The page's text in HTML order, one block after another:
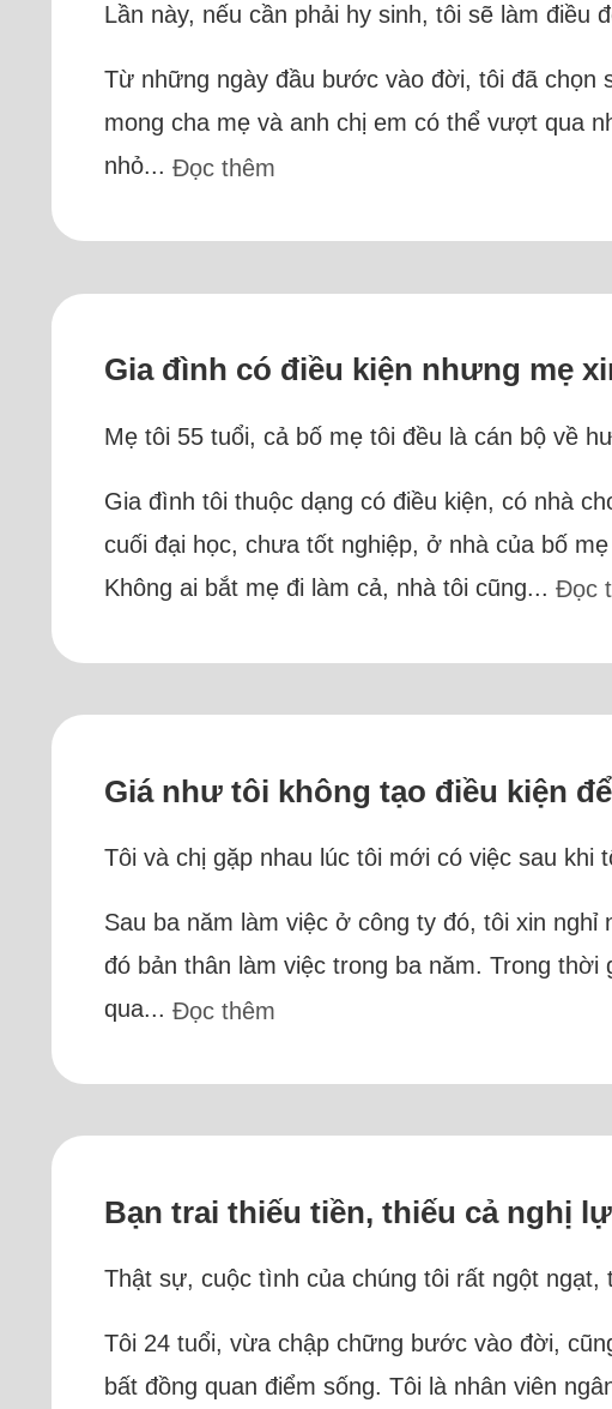
Lần này, nếu cần phải hy sinh, tôi sẽ làm
Từ những ngày đầu bước vào đời, tôi đã chọn
mong cha mẹ và anh chị em có thể vượt qua
nhỏ... Đọc thêm
Gia đình có điều kiện nhưng mẹ
Mẹ tôi 55 tuổi, cả bố mẹ tôi đều là cán bộ về
Gia đình tôi thuộc dạng có điều kiện, có nhà
cuối đại học, chưa tốt nghiệp, ở nhà của bố
Không ai bắt mẹ đi làm cả, nhà tôi cũng... Đọc
Giá như tôi không tạo điều kiện
Tôi và chị gặp nhau lúc tôi mới có việc sau
Sau ba năm làm việc ở công ty đó, tôi xin
đó bản thân làm việc trong ba năm. Trong
qua... Đọc thêm
Bạn trai thiếu tiền, thiếu cả nghị
Thật sự, cuộc tình của chúng tôi rất ngột
Tôi 24 tuổi, vừa chập chững bước vào đời,
bất đồng quan điểm sống. Tôi là nhân viên